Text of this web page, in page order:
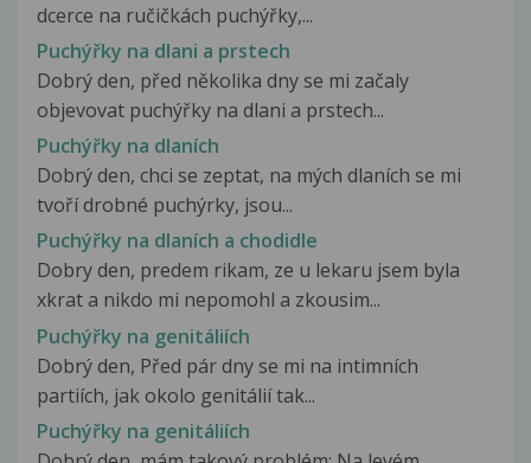
dcerce na ručičkách puchýřky,...
Puchýřky na dlani a prstech
Dobrý den, před několika dny se mi začaly
objevovat puchýřky na dlani a prstech...
Puchýřky na dlaních
Dobrý den, chci se zeptat, na mých dlaních se mi
tvoří drobné puchýrky, jsou...
Puchýřky na dlaních a chodidle
Dobry den, predem rikam, ze u lekaru jsem byla
xkrat a nikdo mi nepomohl a zkousim...
Puchýřky na genitáliích
Dobrý den, Před pár dny se mi na intimních
partiích, jak okolo genitálií tak...
Puchýřky na genitáliích